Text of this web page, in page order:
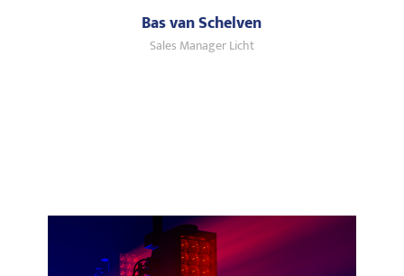
Bas van Schelven
Sales Manager Licht